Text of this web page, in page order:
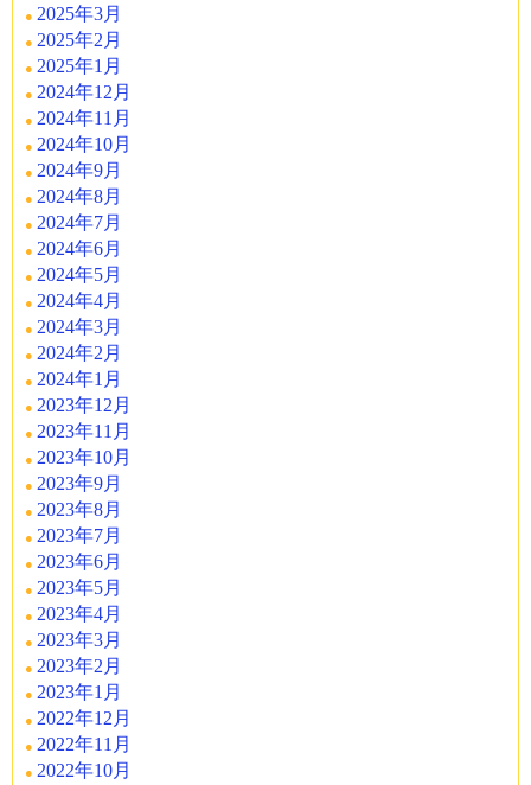
2025年3月
2025年2月
2025年1月
2024年12月
2024年11月
2024年10月
2024年9月
2024年8月
2024年7月
2024年6月
2024年5月
2024年4月
2024年3月
2024年2月
2024年1月
2023年12月
2023年11月
2023年10月
2023年9月
2023年8月
2023年7月
2023年6月
2023年5月
2023年4月
2023年3月
2023年2月
2023年1月
2022年12月
2022年11月
2022年10月